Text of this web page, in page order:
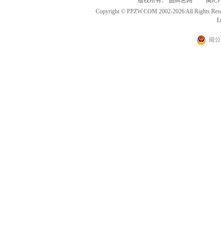
Copyright © PPZW.COM 2002-2026 All Rights
闽